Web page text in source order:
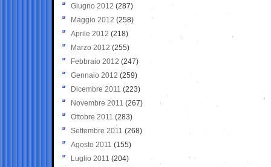
Giugno 2012 (287)
Maggio 2012 (258)
Aprile 2012 (218)
Marzo 2012 (255)
Febbraio 2012 (247)
Gennaio 2012 (259)
Dicembre 2011 (223)
Novembre 2011 (267)
Ottobre 2011 (283)
Settembre 2011 (268)
Agosto 2011 (155)
Luglio 2011 (204)